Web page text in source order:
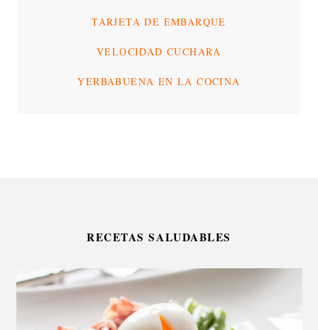
TARJETA DE EMBARQUE
VELOCIDAD CUCHARA
YERBABUENA EN LA COCINA
RECETAS SALUDABLES